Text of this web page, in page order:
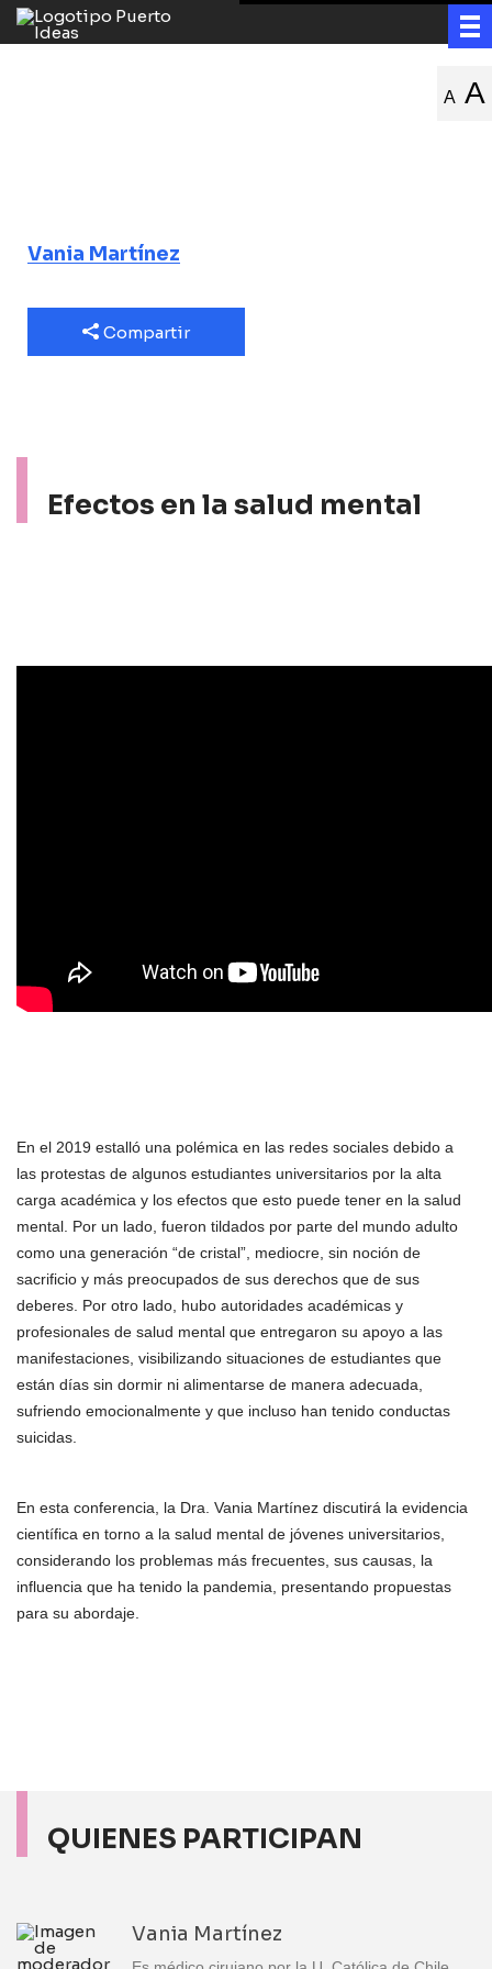
A A
Vania Martínez
Compartir
Efectos en la salud mental
En el 2019 estalló una polémica en las redes sociales debido a
las protestas de algunos estudiantes universitarios por la alta
carga académica y los efectos que esto puede tener en la salud
mental. Por un lado, fueron tildados por parte del mundo adulto
como una generación “de cristal”, mediocre, sin noción de
sacrificio y más preocupados de sus derechos que de sus
deberes. Por otro lado, hubo autoridades académicas y
profesionales de salud mental que entregaron su apoyo a las
manifestaciones, visibilizando situaciones de estudiantes que
están días sin dormir ni alimentarse de manera adecuada,
sufriendo emocionalmente y que incluso han tenido conductas
suicidas.
En esta conferencia, la Dra. Vania Martínez discutirá la evidencia
científica en torno a la salud mental de jóvenes universitarios,
considerando los problemas más frecuentes, sus causas, la
influencia que ha tenido la pandemia, presentando propuestas
para su abordaje.
QUIENES PARTICIPAN
Vania Martínez